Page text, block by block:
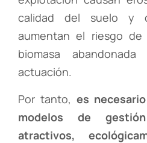
calidad del suelo y
aumentan el riesgo
biomasa
actuación.
Por tanto, es
modelos de gestión
atractivos,